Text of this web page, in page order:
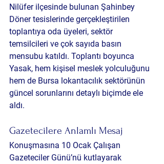
Nilüfer ilçesinde bulunan Şahinbey
Döner tesislerinde gerçekleştirilen
toplantıya oda üyeleri, sektör
temsilcileri ve çok sayıda basın
mensubu katıldı. Toplantı boyunca
Yasak, hem kişisel meslek yolculuğunu
hem de Bursa lokantacılık sektörünün
güncel sorunlarını detaylı biçimde ele
aldı.
Gazetecilere Anlamlı Mesaj
Konuşmasına 10 Ocak Çalışan
Gazeteciler Günü’nü kutlayarak